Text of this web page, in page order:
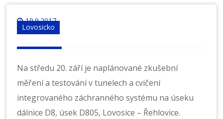
e
š
e
k
Lovosicko
19.9.2017
Na středu 20. září je naplánované zkušební
měření a testování v tunelech a cvičení
integrovaného záchranného systému na úseku
dálnice D8, úsek D805, Lovosice – Řehlovice.